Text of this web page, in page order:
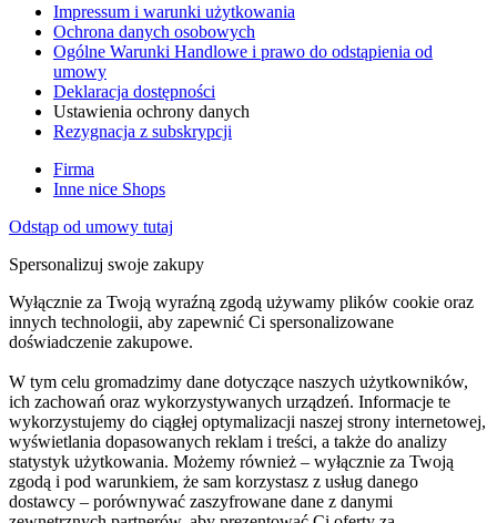
Impressum i warunki użytkowania
Ochrona danych osobowych
Ogólne Warunki Handlowe i prawo do odstąpienia od
umowy
Deklaracja dostępności
Ustawienia ochrony danych
Rezygnacja z subskrypcji
Firma
Inne nice Shops
Odstąp od umowy tutaj
Spersonalizuj swoje zakupy
Wyłącznie za Twoją wyraźną zgodą używamy plików cookie oraz
innych technologii, aby zapewnić Ci spersonalizowane
doświadczenie zakupowe.
W tym celu gromadzimy dane dotyczące naszych użytkowników,
ich zachowań oraz wykorzystywanych urządzeń. Informacje te
wykorzystujemy do ciągłej optymalizacji naszej strony internetowej,
wyświetlania dopasowanych reklam i treści, a także do analizy
statystyk użytkowania. Możemy również – wyłącznie za Twoją
zgodą i pod warunkiem, że sam korzystasz z usług danego
dostawcy – porównywać zaszyfrowane dane z danymi